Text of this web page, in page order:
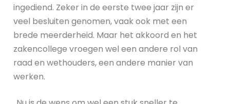
ingediend. Zeker in de eerste twee jaar zijn er
veel besluiten genomen, vaak ook met een
brede meerderheid. Maar het akkoord en het
zakencollege vroegen wel een andere rol van
raad en wethouders, een andere manier van
werken.